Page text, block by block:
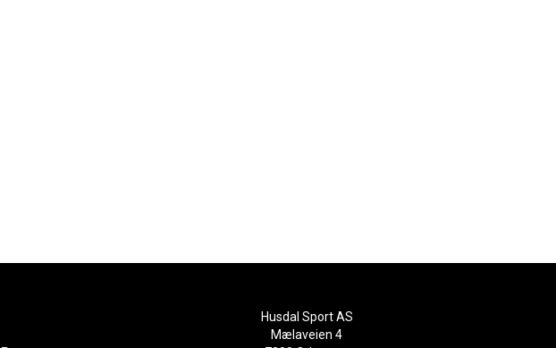
Husdal Sport AS
Mælaveien 4